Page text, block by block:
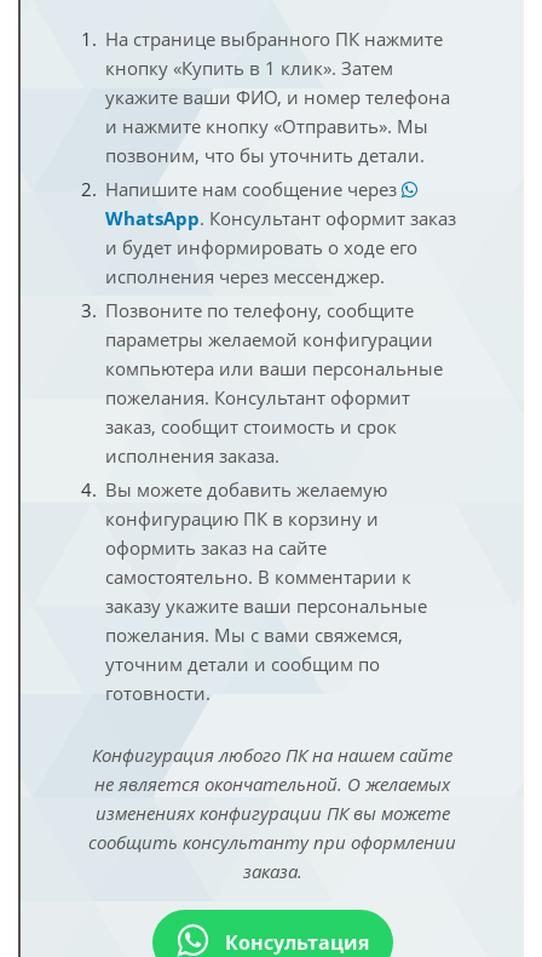
На странице выбранного ПК нажмите
кнопку «Купить в 1 клик». Затем
укажите ваши ФИО, и номер телефона
и нажмите кнопку «Отправить». Мы
позвоним, что бы уточнить детали.
Напишите нам сообщение через
WhatsApp. Консультант оформит заказ
и будет информировать о ходе его
исполнения через мессенджер.
Позвоните по телефону, сообщите
параметры желаемой конфигурации
компьютера или ваши персональные
пожелания. Консультант оформит
заказ, сообщит стоимость и срок
исполнения заказа.
Вы можете добавить желаемую
конфигурацию ПК в корзину и
оформить заказ на сайте
самостоятельно. В комментарии к
заказу укажите ваши персональные
пожелания. Мы с вами свяжемся,
уточним детали и сообщим по
готовности.
Конфигурация любого ПК на нашем сайте
не является окончательной. О желаемых
изменениях конфигурации ПК вы можете
сообщить консультанту при оформлении
заказа.
Консультация